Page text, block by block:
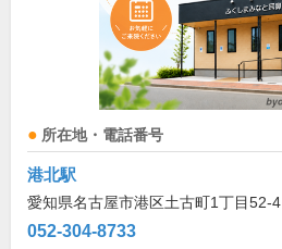
所在地・電話番号
港北駅
愛知県名古屋市港区土古町1丁目52-4
052-304-8733